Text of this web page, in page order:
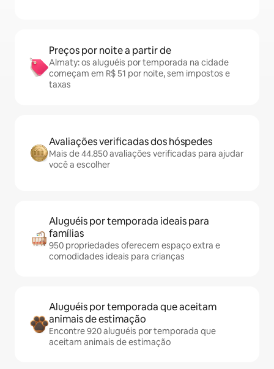
Preços por noite a partir de
Almaty: os aluguéis por temporada na cidade
começam em R$ 51 por noite, sem impostos e
taxas
Avaliações verificadas dos hóspedes
Mais de 44.850 avaliações verificadas para ajudar
você a escolher
Aluguéis por temporada ideais para
famílias
950 propriedades oferecem espaço extra e
comodidades ideais para crianças
Aluguéis por temporada que aceitam
animais de estimação
Encontre 920 aluguéis por temporada que
aceitam animais de estimação